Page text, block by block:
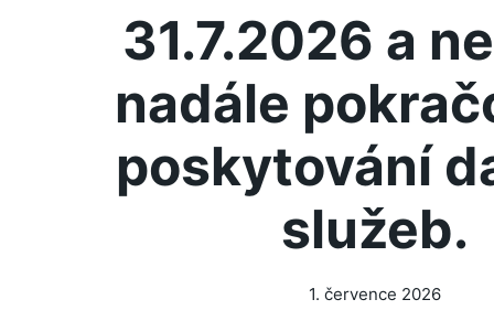
31.7.2026 a
nadále
poskytování
služeb.
1. července 2026